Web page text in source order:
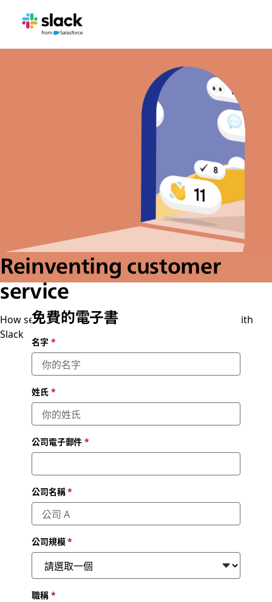
Reinventing customer
service
How service teams can grow true customer loyalty with
Slack
免費的電子書
名字*
姓氏*
公司電子郵件 *
公司名稱*
公司規模*
職稱*